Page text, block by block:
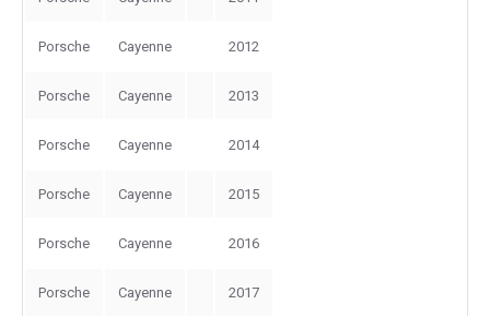
Porsche Cayenne 2012
Porsche Cayenne 2013
Porsche Cayenne 2014
Porsche Cayenne 2015
Porsche Cayenne 2016
Porsche Cayenne 2017